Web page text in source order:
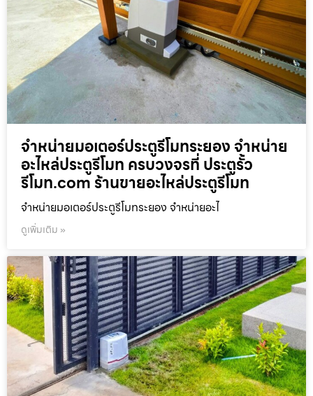
จำหน่ายมอเตอร์ประตูรีโมทระยอง จำหน่าย
อะไหล่ประตูรีโมท ครบวงจรที่ ประตูรั้ว
รีโมท.com ร้านขายอะไหล่ประตูรีโมท
จำหน่ายมอเตอร์ประตูรีโมทระยอง จำหน่ายอะไ
ดูเพิ่มเติม »